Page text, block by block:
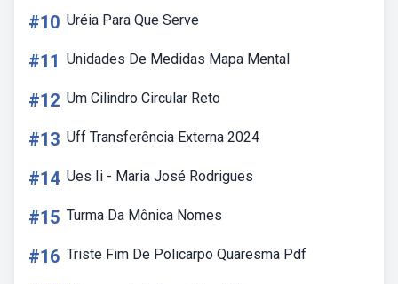
#10 Uréia Para Que Serve
#11 Unidades De Medidas Mapa Mental
#12 Um Cilindro Circular Reto
#13 Uff Transferência Externa 2024
#14 Ues Ii - Maria José Rodrigues
#15 Turma Da Mônica Nomes
#16 Triste Fim De Policarpo Quaresma Pdf